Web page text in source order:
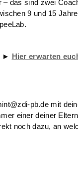
das sind zwei
9 und 15
► Hier erwarten
pb.de mit
einer deiner
noch dazu, an